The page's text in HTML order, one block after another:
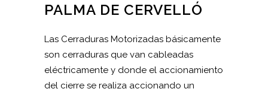
PALMA DE CERVELLÓ
Las Cerraduras Motorizadas básicamente
son cerraduras que van cableadas
eléctricamente y donde el accionamiento
del cierre se realiza accionando un